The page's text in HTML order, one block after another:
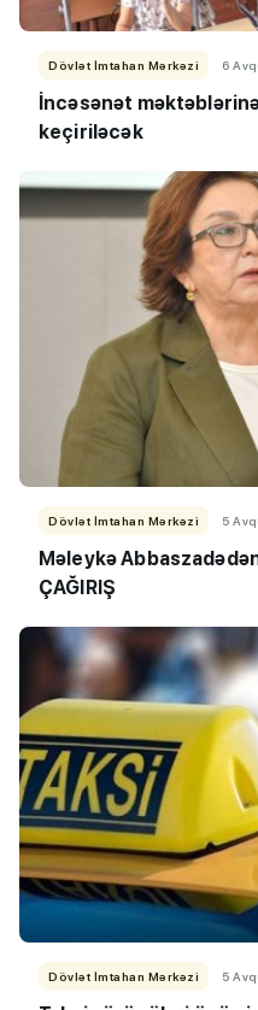
Dövlət İmtahan Mərkəzi 6
İncəsənət
keçiriləcək
Dövlət İmtahan Mərkəzi 5
Məleykə
ÇAĞIRIŞ
Dövlət İmtahan Mərkəzi 5